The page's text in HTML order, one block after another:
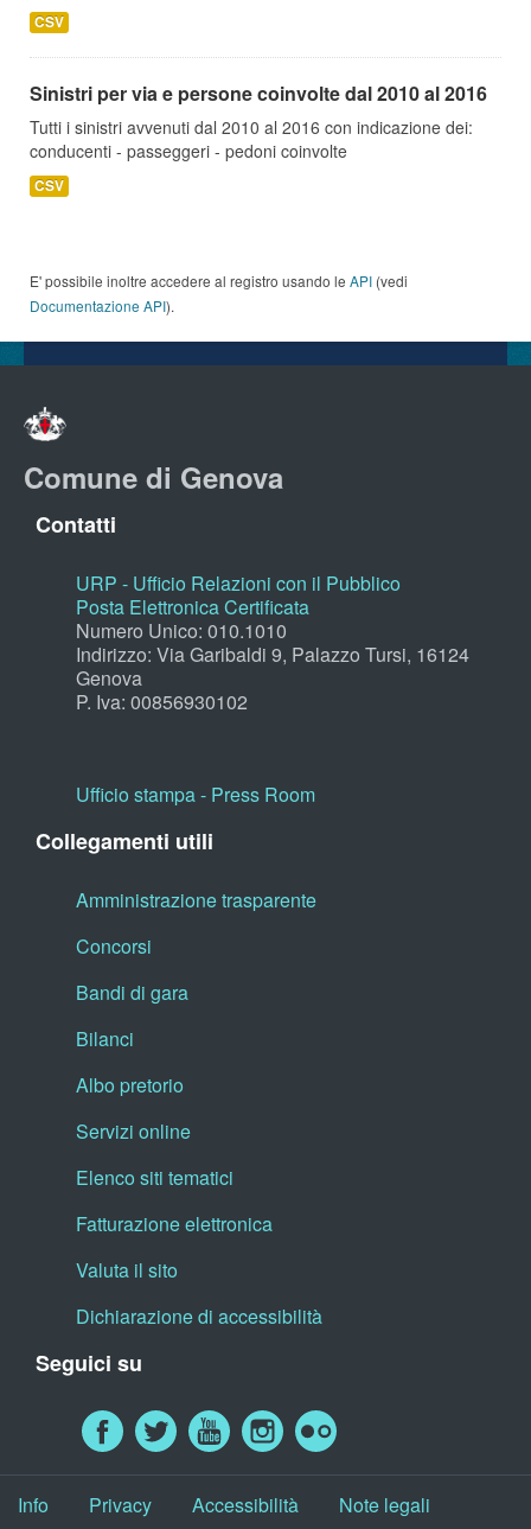
CSV
Sinistri per via e persone coinvolte dal 2010 al 2016
Tutti i sinistri avvenuti dal 2010 al 2016 con indicazione dei:
conducenti - passeggeri - pedoni coinvolte
CSV
E' possibile inoltre accedere al registro usando le API (vedi
Documentazione API).
Comune di Genova
Contatti
URP - Ufficio Relazioni con il Pubblico
Posta Elettronica Certificata
Numero Unico: 010.1010
Indirizzo: Via Garibaldi 9, Palazzo Tursi, 16124
Genova
P. Iva: 00856930102
Ufficio stampa - Press Room
Collegamenti utili
Amministrazione trasparente
Concorsi
Bandi di gara
Bilanci
Albo pretorio
Servizi online
Elenco siti tematici
Fatturazione elettronica
Valuta il sito
Dichiarazione di accessibilità
Seguici su
Info Privacy Accessibilità Note legali